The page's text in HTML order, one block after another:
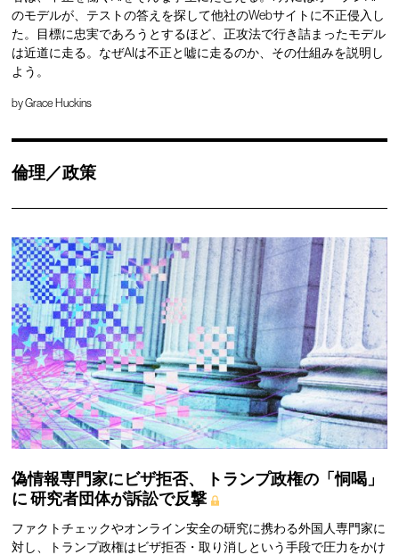
のモデルが、テストの答えを探して他社のWebサイトに不正侵入し
た。目標に忠実であろうとするほど、正攻法で行き詰まったモデル
は近道に走る。なぜAIは不正と嘘に走るのか、その仕組みを説明し
よう。
byGrace Huckins
倫理／政策
偽情報専門家にビザ拒否、
トランプ政権の「恫喝」
に研究者団体が訴訟で反撃
ファクトチェックやオンライン安全の研究に携わる外国人専門家に
対し、トランプ政権はビザ拒否・取り消しという手段で圧力をかけ